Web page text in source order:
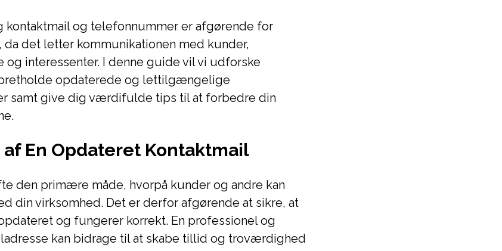
kontaktmail og telefonnummer er afgørende for
da det letter kommunikationen med kunder,
og interessenter. I denne guide vil vi udforske
opdaterede og lettilgængelige
samt give dig værdifulde tips til at forbedre din
En Opdateret Kontaktmail
den primære måde, hvorpå kunder og andre kan
din virksomhed. Det er derfor afgørende at sikre, at
og fungerer korrekt. En professionel og
kan bidrage til at skabe tillid og troværdighed